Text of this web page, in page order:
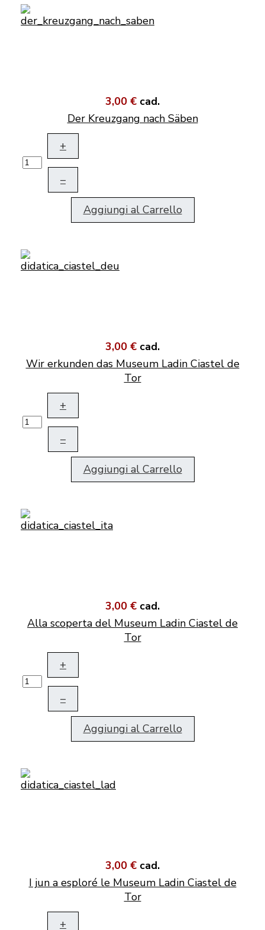
3,00 € cad.
Der Kreuzgang nach Säben
+
–
Aggiungi al Carrello
3,00 € cad.
Wir erkunden das Museum Ladin Ciastel de
Tor
+
–
Aggiungi al Carrello
3,00 € cad.
Alla scoperta del Museum Ladin Ciastel de
Tor
+
–
Aggiungi al Carrello
3,00 € cad.
I jun a esploré le Museum Ladin Ciastel de
Tor
+